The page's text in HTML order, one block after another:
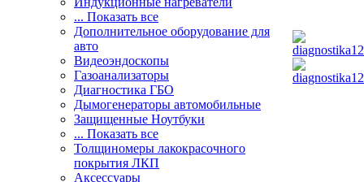
... Показать все
Дополнительное оборудование для
авто
Видеоэндоскопы
Газоанализаторы
Диагностика ГБО
Дымогенераторы автомобильные
Защищенные Ноутбуки
... Показать все
Толщиномеры лакокрасочного
покрытия ЛКП
Аксессуары